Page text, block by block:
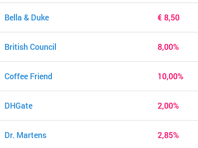
Bella & Duke € 8,50
British Council 8,00%
Coffee Friend 10,00%
DHGate 2,00%
Dr. Martens 2,85%